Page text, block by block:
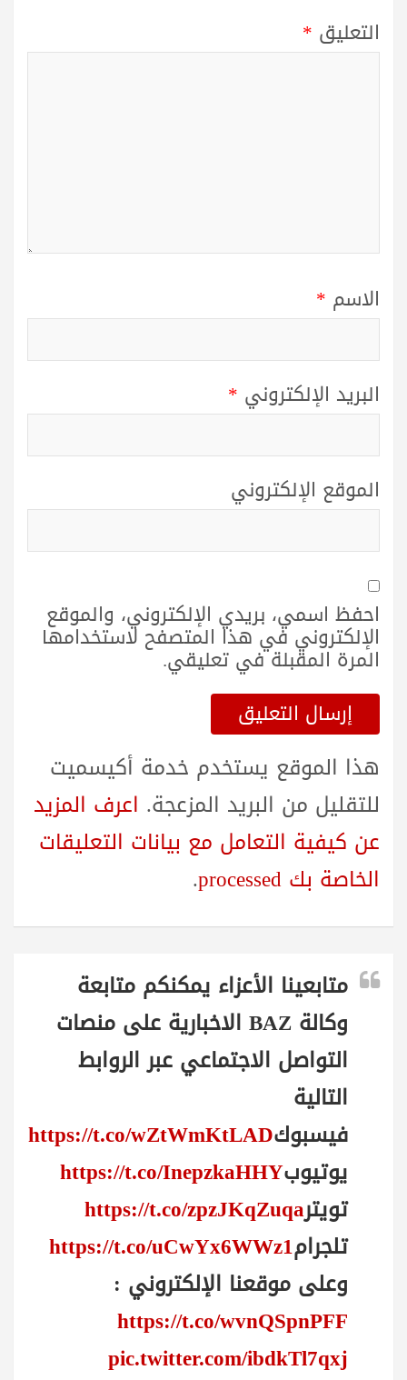
التعليق *
الاسم *
البريد الإلكتروني *
الموقع الإلكتروني
احفظ اسمي، بريدي الإلكتروني، والموقع
الإلكتروني في هذا المتصفح لاستخدامها
المرة المقبلة في تعليقي.
هذا الموقع يستخدم خدمة أكيسميت
للتقليل من البريد المزعجة. اعرف المزيد
عن كيفية التعامل مع بيانات التعليقات
الخاصة بك processed
.
متابعينا الأعزاء يمكنكم متابعة
وكالة BAZ الاخبارية على منصات
التواصل الاجتماعي عبر الروابط
التالية
فيسبوكhttps://t.co/wZtWmKtLAD
يوتيوبhttps://t.co/InepzkaHHY
تويترhttps://t.co/zpzJKqZuqa
تلجرامhttps://t.co/uCwYx6WWz1
وعلى موقعنا الإلكتروني :
https://t.co/wvnQSpnPFF
pic.twitter.com/ibdkTl7qxj